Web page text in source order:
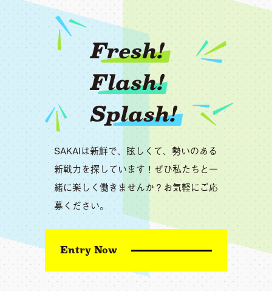
Fresh!
Flash!
Splash!
SAKAIは新鮮で、眩しくて、勢いのある
新戦力を探しています！ぜひ私たちと一
緒に楽しく働きませんか？お気軽にご応
募ください。
Entry Now